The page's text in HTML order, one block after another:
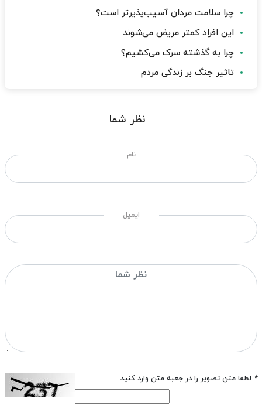
چرا سلامت مردان آسیب‌پذیرتر است؟
این افراد کمتر مریض می‌شوند
چرا به گذشته سرک می‌کشیم؟
تاثیر جنگ بر زندگی مردم
نظر شما
نام
ایمیل
* لطفا متن تصویر را در جعبه متن وارد کنید